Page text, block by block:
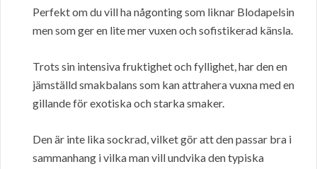
Perfekt om du vill ha någonting som liknar Blodapelsin
men som ger en lite mer vuxen och sofistikerad känsla.
Trots sin intensiva fruktighet och fyllighet, har den en
jämställd smakbalans som kan attrahera vuxna med en
gillande för exotiska och starka smaker.
Den är inte lika sockrad, vilket gör att den passar bra i
sammanhang i vilka man vill undvika den typiska